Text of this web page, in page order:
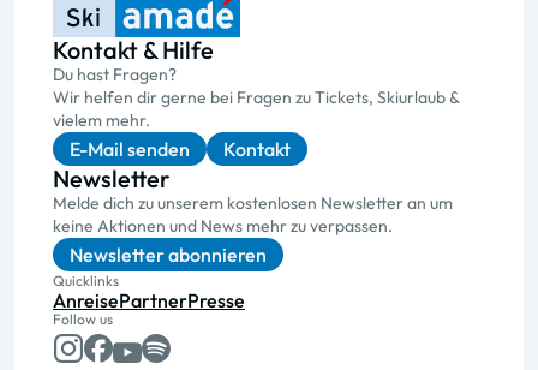
Kontakt & Hilfe
Du hast Fragen?
Wir helfen dir gerne bei Fragen zu Tickets, Skiurlaub &
vielem mehr.
E-Mail senden Kontakt
Newsletter
Melde dich zu unserem kostenlosen Newsletter an um
keine Aktionen und News mehr zu verpassen.
Newsletter abonnieren
Quicklinks
AnreisePartnerPresse
Follow us